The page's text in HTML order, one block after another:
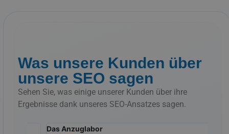
Was unsere Kunden über
unsere SEO sagen
Sehen Sie, was einige unserer Kunden über ihre
Ergebnisse dank unseres SEO-Ansatzes sagen.
Das Anzuglabor